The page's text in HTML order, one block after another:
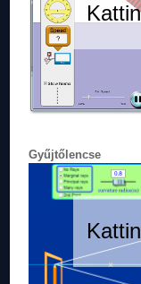
Gyűjtőlencse